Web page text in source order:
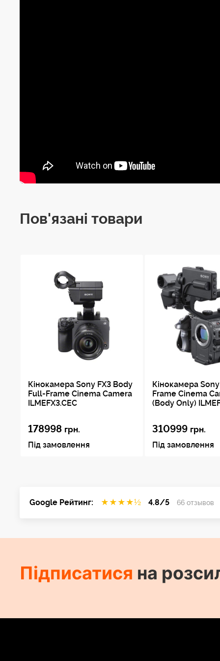
Пов'язані товари
Кінокамера Sony FX3 Body
Full-Frame Cinema Camera
ILMEFX3.CEC
178998 грн.
Під замовлення
Кінокамера
Frame Cinema
(Body Only)
310999 грн.
Під замовлення
Google Рейтинг: ★ ★ ★ ★½ 4.8/5 66 отзывов
Підписатися на